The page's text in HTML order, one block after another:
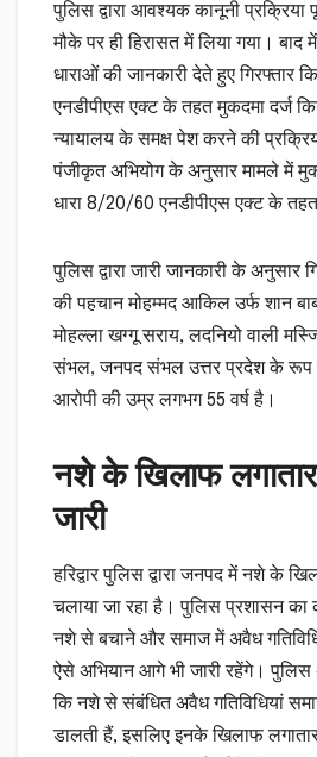
पुलिस द्वारा आवश्यक कानूनी प्रक्रिया
मौके पर ही हिरासत में लिया गया। बाद
धाराओं की जानकारी देते हुए गिरफ्तार
एनडीपीएस एक्ट के तहत मुकदमा दर्ज
न्यायालय के समक्ष पेश करने की
पंजीकृत अभियोग के अनुसार मामले में
धारा 8/20/60 एनडीपीएस एक्ट के तहत
पुलिस द्वारा जारी जानकारी के अनुसार
की पहचान मोहम्मद आकिल उर्फ शान
मोहल्ला खग्गू सराय, लदनियो वाली
संभल, जनपद संभल उत्तर प्रदेश के रूप
आरोपी की उम्र लगभग 55 वर्ष है।
नशे के खिलाफ
जारी
हरिद्वार पुलिस द्वारा जनपद में नशे के
चलाया जा रहा है। पुलिस प्रशासन
नशे से बचाने और समाज में अवैध
ऐसे अभियान आगे भी जारी रहेंगे। पुलिस
कि नशे से संबंधित अवैध गतिविधियां
डालती हैं, इसलिए इनके खिलाफ लगातार